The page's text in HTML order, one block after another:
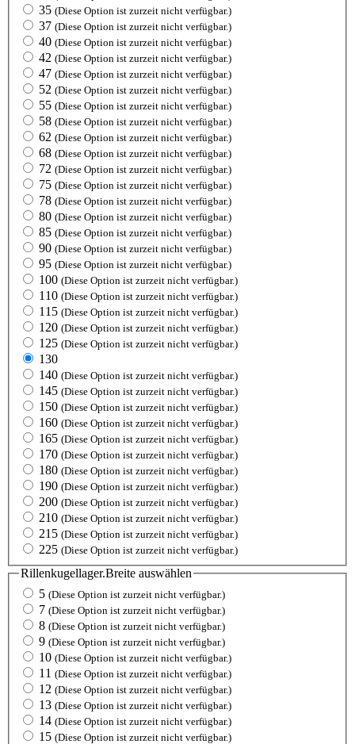
35 (Diese Option ist zurzeit nicht verfügbar.)
37 (Diese Option ist zurzeit nicht verfügbar.)
40 (Diese Option ist zurzeit nicht verfügbar.)
42 (Diese Option ist zurzeit nicht verfügbar.)
47 (Diese Option ist zurzeit nicht verfügbar.)
52 (Diese Option ist zurzeit nicht verfügbar.)
55 (Diese Option ist zurzeit nicht verfügbar.)
58 (Diese Option ist zurzeit nicht verfügbar.)
62 (Diese Option ist zurzeit nicht verfügbar.)
68 (Diese Option ist zurzeit nicht verfügbar.)
72 (Diese Option ist zurzeit nicht verfügbar.)
75 (Diese Option ist zurzeit nicht verfügbar.)
78 (Diese Option ist zurzeit nicht verfügbar.)
80 (Diese Option ist zurzeit nicht verfügbar.)
85 (Diese Option ist zurzeit nicht verfügbar.)
90 (Diese Option ist zurzeit nicht verfügbar.)
95 (Diese Option ist zurzeit nicht verfügbar.)
100 (Diese Option ist zurzeit nicht verfügbar.)
110 (Diese Option ist zurzeit nicht verfügbar.)
115 (Diese Option ist zurzeit nicht verfügbar.)
120 (Diese Option ist zurzeit nicht verfügbar.)
125 (Diese Option ist zurzeit nicht verfügbar.)
130
140 (Diese Option ist zurzeit nicht verfügbar.)
145 (Diese Option ist zurzeit nicht verfügbar.)
150 (Diese Option ist zurzeit nicht verfügbar.)
160 (Diese Option ist zurzeit nicht verfügbar.)
165 (Diese Option ist zurzeit nicht verfügbar.)
170 (Diese Option ist zurzeit nicht verfügbar.)
180 (Diese Option ist zurzeit nicht verfügbar.)
190 (Diese Option ist zurzeit nicht verfügbar.)
200 (Diese Option ist zurzeit nicht verfügbar.)
210 (Diese Option ist zurzeit nicht verfügbar.)
215 (Diese Option ist zurzeit nicht verfügbar.)
225 (Diese Option ist zurzeit nicht verfügbar.)
Rillenkugellager.Breite auswählen
5 (Diese Option ist zurzeit nicht verfügbar.)
7 (Diese Option ist zurzeit nicht verfügbar.)
8 (Diese Option ist zurzeit nicht verfügbar.)
9 (Diese Option ist zurzeit nicht verfügbar.)
10 (Diese Option ist zurzeit nicht verfügbar.)
11 (Diese Option ist zurzeit nicht verfügbar.)
12 (Diese Option ist zurzeit nicht verfügbar.)
13 (Diese Option ist zurzeit nicht verfügbar.)
14 (Diese Option ist zurzeit nicht verfügbar.)
15 (Diese Option ist zurzeit nicht verfügbar.)